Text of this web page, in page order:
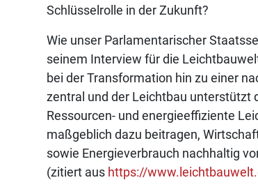
Schlüsselrolle in der Zukunft?
Wie unser Parlamentarischer
seinem Interview für die
bei der Transformation hin zu einer
zentral und der Leichtbau unterstützt
Ressourcen- und energieeffiziente
maßgeblich dazu beitragen,
sowie Energieverbrauch nachhaltig
(zitiert aus https://